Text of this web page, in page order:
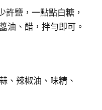
許鹽，一點點白糖，
油、醋，拌勻即可。
、辣椒油、味精、